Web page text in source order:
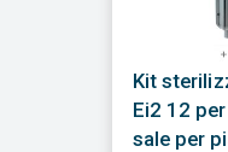
Kit
Ei2 12
sale per